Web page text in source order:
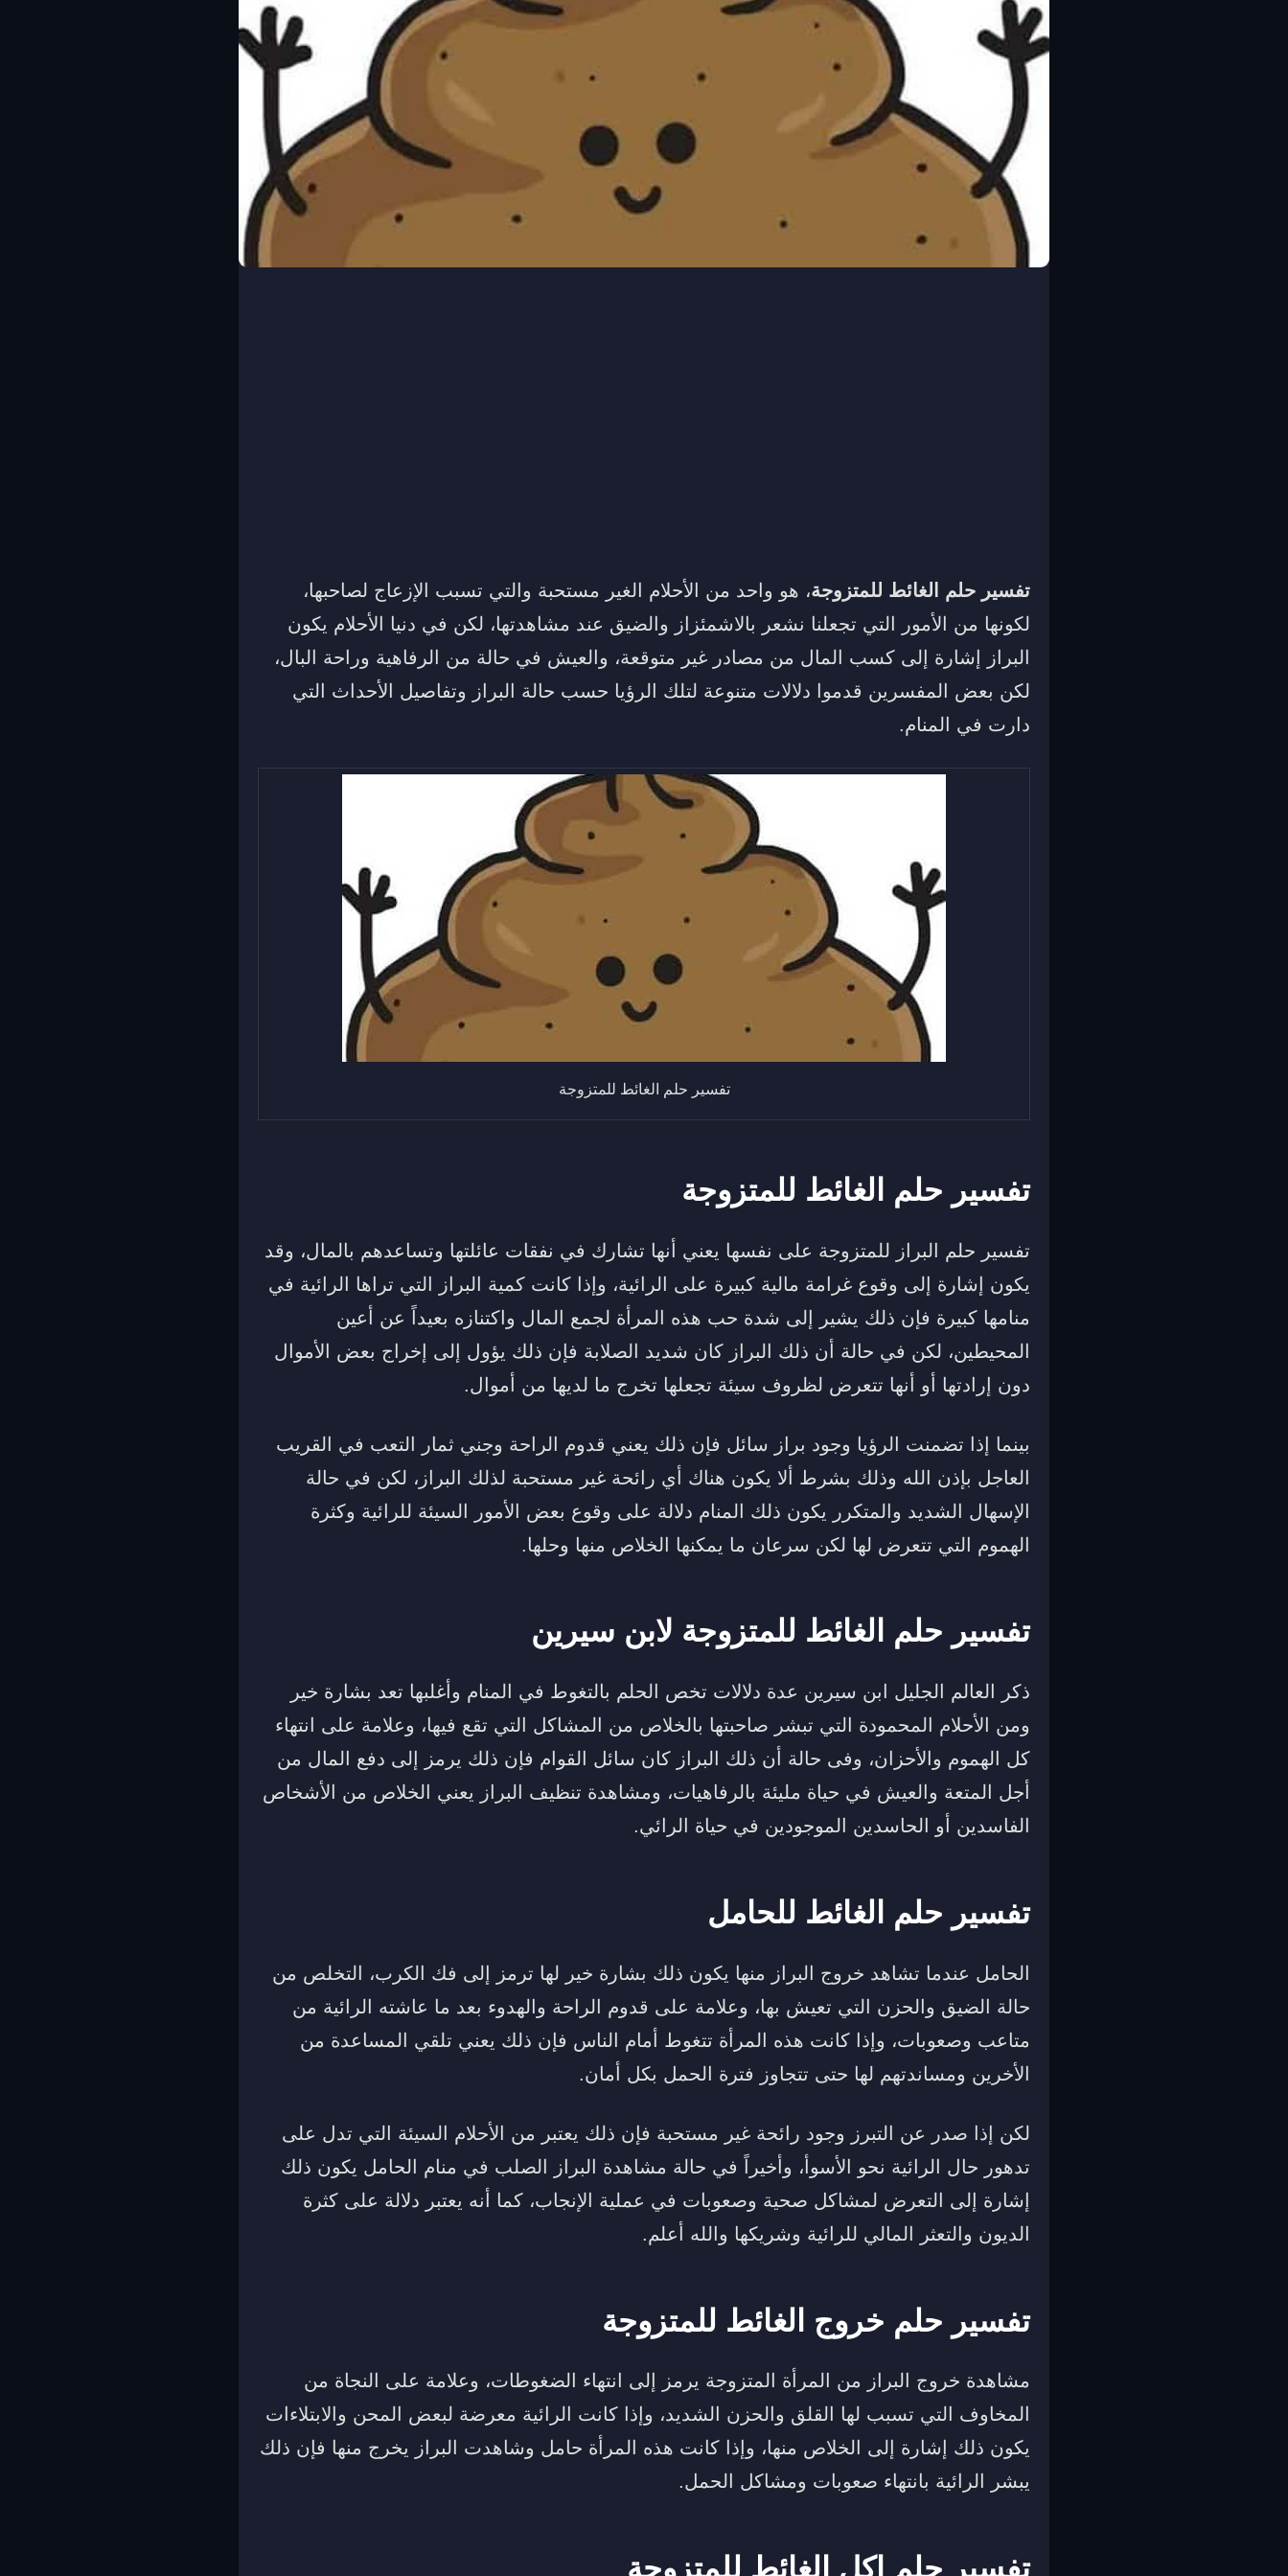
تفسير حلم الغائط للمتزوجة، هو واحد من الأحلام الغير مستحبة والتي تسبب الإزعاج لصاحبها،
لكونها من الأمور التي تجعلنا نشعر بالاشمئزاز والضيق عند مشاهدتها، لكن في دنيا الأحلام يكون
البراز إشارة إلى كسب المال من مصادر غير متوقعة، والعيش في حالة من الرفاهية وراحة البال،
لكن بعض المفسرين قدموا دلالات متنوعة لتلك الرؤيا حسب حالة البراز وتفاصيل الأحداث التي
دارت في المنام.
تفسير حلم الغائط للمتزوجة
تفسير حلم الغائط للمتزوجة
تفسير حلم البراز للمتزوجة على نفسها يعني أنها تشارك في نفقات عائلتها وتساعدهم بالمال، وقد
يكون إشارة إلى وقوع غرامة مالية كبيرة على الرائية، وإذا كانت كمية البراز التي تراها الرائية في
منامها كبيرة فإن ذلك يشير إلى شدة حب هذه المرأة لجمع المال واكتنازه بعيداً عن أعين
المحيطين، لكن في حالة أن ذلك البراز كان شديد الصلابة فإن ذلك يؤول إلى إخراج بعض الأموال
دون إرادتها أو أنها تتعرض لظروف سيئة تجعلها تخرج ما لديها من أموال.
بينما إذا تضمنت الرؤيا وجود براز سائل فإن ذلك يعني قدوم الراحة وجني ثمار التعب في القريب
العاجل بإذن الله وذلك بشرط ألا يكون هناك أي رائحة غير مستحبة لذلك البراز، لكن في حالة
الإسهال الشديد والمتكرر يكون ذلك المنام دلالة على وقوع بعض الأمور السيئة للرائية وكثرة
الهموم التي تتعرض لها لكن سرعان ما يمكنها الخلاص منها وحلها.
تفسير حلم الغائط للمتزوجة لابن سيرين
ذكر العالم الجليل ابن سيرين عدة دلالات تخص الحلم بالتغوط في المنام وأغلبها تعد بشارة خير
ومن الأحلام المحمودة التي تبشر صاحبتها بالخلاص من المشاكل التي تقع فيها، وعلامة على انتهاء
كل الهموم والأحزان، وفى حالة أن ذلك البراز كان سائل القوام فإن ذلك يرمز إلى دفع المال من
أجل المتعة والعيش في حياة مليئة بالرفاهيات، ومشاهدة تنظيف البراز يعني الخلاص من الأشخاص
الفاسدين أو الحاسدين الموجودين في حياة الرائي.
تفسير حلم الغائط للحامل
الحامل عندما تشاهد خروج البراز منها يكون ذلك بشارة خير لها ترمز إلى فك الكرب، التخلص من
حالة الضيق والحزن التي تعيش بها، وعلامة على قدوم الراحة والهدوء بعد ما عاشته الرائية من
متاعب وصعوبات، وإذا كانت هذه المرأة تتغوط أمام الناس فإن ذلك يعني تلقي المساعدة من
الأخرين ومساندتهم لها حتى تتجاوز فترة الحمل بكل أمان.
لكن إذا صدر عن التبرز وجود رائحة غير مستحبة فإن ذلك يعتبر من الأحلام السيئة التي تدل على
تدهور حال الرائية نحو الأسوأ، وأخيراً في حالة مشاهدة البراز الصلب في منام الحامل يكون ذلك
إشارة إلى التعرض لمشاكل صحية وصعوبات في عملية الإنجاب، كما أنه يعتبر دلالة على كثرة
الديون والتعثر المالي للرائية وشريكها والله أعلم.
تفسير حلم خروج الغائط للمتزوجة
مشاهدة خروج البراز من المرأة المتزوجة يرمز إلى انتهاء الضغوطات، وعلامة على النجاة من
المخاوف التي تسبب لها القلق والحزن الشديد، وإذا كانت الرائية معرضة لبعض المحن والابتلاءات
يكون ذلك إشارة إلى الخلاص منها، وإذا كانت هذه المرأة حامل وشاهدت البراز يخرج منها فإن ذلك
يبشر الرائية بانتهاء صعوبات ومشاكل الحمل.
تفسير حلم اكل الغائط للمتزوجة